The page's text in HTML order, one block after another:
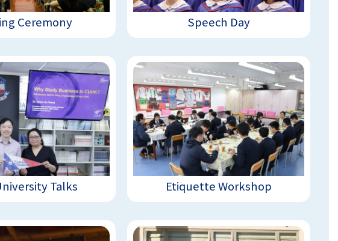
Ceremony Speech Day
Talks Etiquette Workshop